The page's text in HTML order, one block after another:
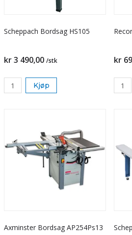
Scheppach Bordsag HS105
kr 3 490,00 /stk
Kjøp
kr
Axminster Bordsag AP254Ps13